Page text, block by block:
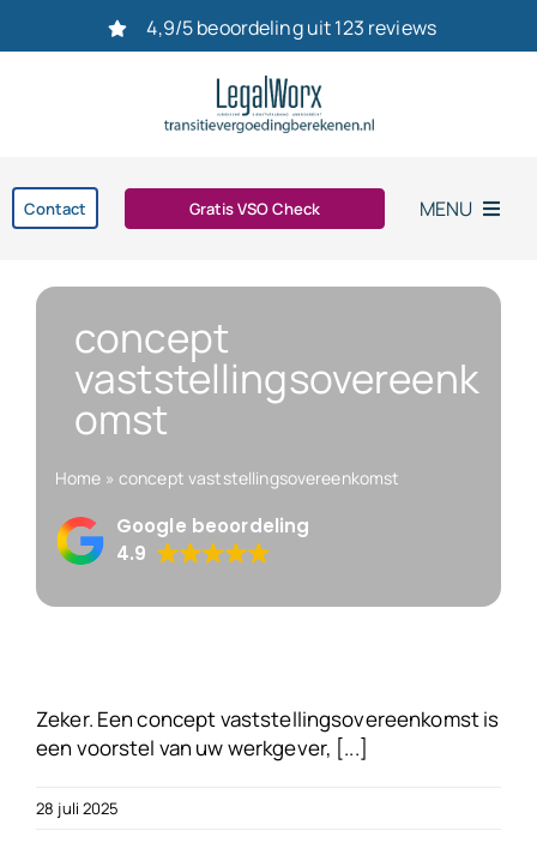
4,9/5 beoordeling uit 123 reviews
Contact Gratis VSO Check MENU
Vaststellingsovereenkomst
Ontslag
Over ons
FAQ’s
Neem contact op
concept
vaststellingsovereenk
omst
Home » concept vaststellingsovereenkomst
Google beoordeling
4.9
Zeker. Een concept vaststellingsovereenkomst is
een voorstel van uw werkgever, [...]
28 juli 2025